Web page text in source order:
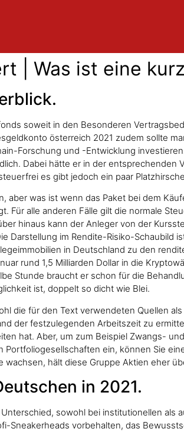
| Was ist eine
soweit in den Besonderen
österreich 2021 zudem sollte
Forschung und -Entwicklung
Dabei hätte er in der
es gibt jedoch ein paar
aber was ist wenn das Paket bei dem
Für alle anderen Fälle gilt die normale
hinaus kann der Anleger von der
Darstellung im Rendite-Risiko-Schaubild
in Deutschland zu den
rund 1,5 Milliarden Dollar in die
Stunde braucht er schon für die
ist, doppelt so dicht wie Blei.
die für den Text verwendeten Quellen
der festzulegenden Arbeitszeit zu
hat. Aber, um zum Beispiel Zwangs-
ein, können Sie
hält diese Gruppe Aktien eher
in 2021.
sowohl bei institutionellen als
Sneakerheads vorbehalten, das